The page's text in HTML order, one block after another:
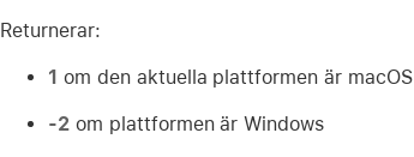
Returnerar:
1 om den aktuella plattformen är macOS
-2 om plattformen är Windows